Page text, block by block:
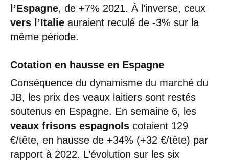
l’Espagne, de +7% 2021. À l’inverse, ceux
vers l’Italie auraient reculé de -3% sur la
même période.
Cotation en hausse en Espagne
Conséquence du dynamisme du marché du
JB, les prix des veaux laitiers sont restés
soutenus en Espagne. En semaine 6, les
veaux frisons espagnols cotaient 129
€/tête, en hausse de +34% (+32 €/tête) par
rapport à 2022. L’évolution sur les six